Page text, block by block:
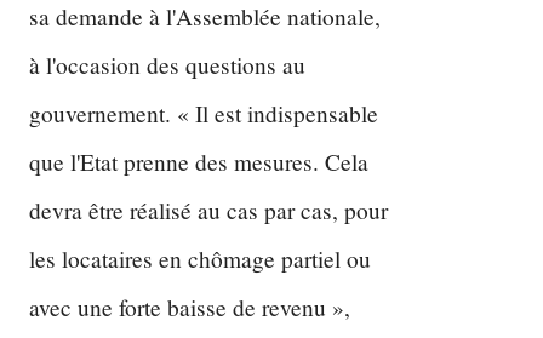
sa demande à l'Assemblée nationale,
à l'occasion des questions au
gouvernement. « Il est indispensable
que l'Etat prenne des mesures. Cela
devra être réalisé au cas par cas, pour
les locataires en chômage partiel ou
avec une forte baisse de revenu »,